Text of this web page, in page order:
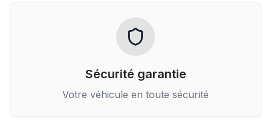
Sécurité garantie
Votre véhicule en toute sécurité